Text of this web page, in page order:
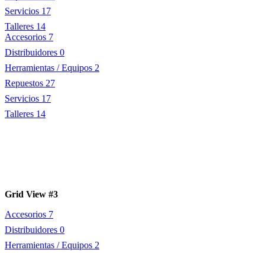
Servicios 17
Talleres 14
Accesorios 7
Distribuidores 0
Herramientas / Equipos 2
Repuestos 27
Servicios 17
Talleres 14
Grid View #3
Accesorios 7
Distribuidores 0
Herramientas / Equipos 2